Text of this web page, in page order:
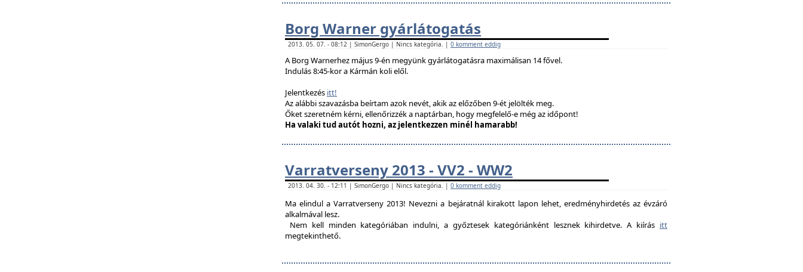
Borg Warner gyárlátogatás
2013. 05. 07. - 08:12 | SimonGergo | Nincs kategória. | 0 komment eddig
A Borg Warnerhez május 9-én megyünk gyárlátogatásra maximálisan 14 fővel.
Indulás 8:45-kor a Kármán koli elől.
Jelentkezés itt!
Az alábbi szavazásba beírtam azok nevét, akik az előzőben 9-ét jelölték meg.
Őket szeretném kérni, ellenőrizzék a naptárban, hogy megfelelő-e még az időpont!
Ha valaki tud autót hozni, az jelentkezzen minél hamarabb!
Varratverseny 2013 - VV2 - WW2
2013. 04. 30. - 12:11 | SimonGergo | Nincs kategória. | 0 komment eddig
Ma elindul a Varratverseny 2013! Nevezni a bejáratnál kirakott lapon lehet, eredményhirdetés az évzáró
alkalmával lesz.
Nem kell minden kategóriában indulni, a győztesek kategóriánként lesznek kihirdetve. A kiírás itt
megtekinthető.